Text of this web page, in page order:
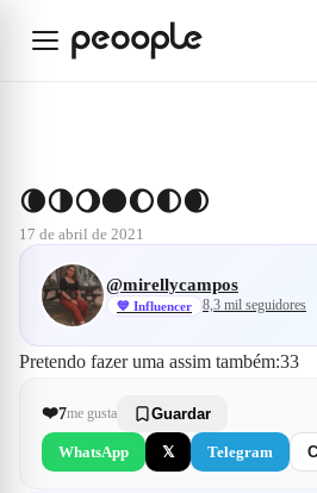
🌘🌗🌖🌑🌔🌓🌒
17 de abril de 2021
@mirellycampos
💙 Influencer 8,3 mil seguidores
Pretendo fazer uma assim também:33
❤️7me gusta Guardar
WhatsApp 𝕏 Telegram